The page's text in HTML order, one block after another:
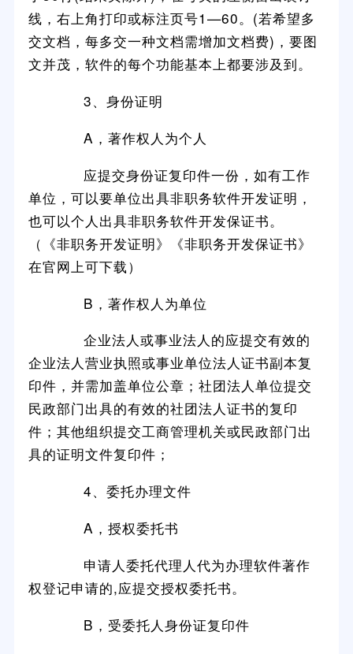
线，右上角打印或标注页号1—60。(若希望多
交文档，每多交一种文档需增加文档费)，要图
文并茂，软件的每个功能基本上都要涉及到。
3、身份证明
A，著作权人为个人
应提交身份证复印件一份，如有工作
单位，可以要单位出具非职务软件开发证明，
也可以个人出具非职务软件开发保证书。
（《非职务开发证明》《非职务开发保证书》
在官网上可下载）
B，著作权人为单位
企业法人或事业法人的应提交有效的
企业法人营业执照或事业单位法人证书副本复
印件，并需加盖单位公章；社团法人单位提交
民政部门出具的有效的社团法人证书的复印
件；其他组织提交工商管理机关或民政部门出
具的证明文件复印件；
4、委托办理文件
A，授权委托书
申请人委托代理人代为办理软件著作
权登记申请的,应提交授权委托书。
B，受委托人身份证复印件